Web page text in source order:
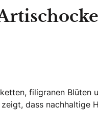
filigranen Blüten
dass nachhaltige